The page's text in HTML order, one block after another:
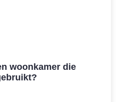
woonkamer die